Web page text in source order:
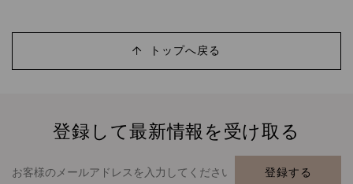
トップへ戻る
登録して最新情報を受け取る
登録する